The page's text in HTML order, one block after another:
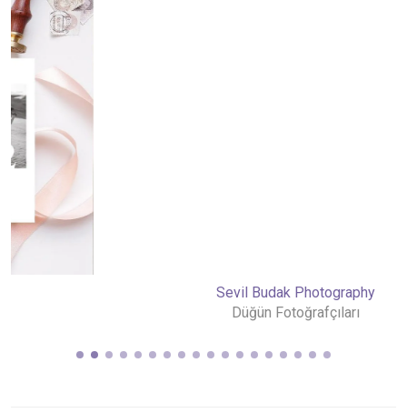
Sevil Budak Photography
Düğün Fotoğrafçıları